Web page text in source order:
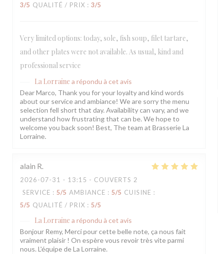
3/5 QUALITÉ / PRIX : 3/5
Very limited options: today, sole, fish soup, filet tartare,
and other plates were not available. As usual, kind and
professional service
La Lorraine a répondu à cet avis
Dear Marco, Thank you for your loyalty and kind words
about our service and ambiance! We are sorry the menu
selection fell short that day. Availability can vary, and we
understand how frustrating that can be. We hope to
welcome you back soon! Best, The team at Brasserie La
Lorraine.
alain R
2026-07-31 - 13:15 - COUVERTS 2
SERVICE : 5/5 AMBIANCE : 5/5 CUISINE :
5/5 QUALITÉ / PRIX : 5/5
La Lorraine a répondu à cet avis
Bonjour Remy, Merci pour cette belle note, ça nous fait
vraiment plaisir ! On espère vous revoir très vite parmi
nous. L'équipe de La Lorraine.